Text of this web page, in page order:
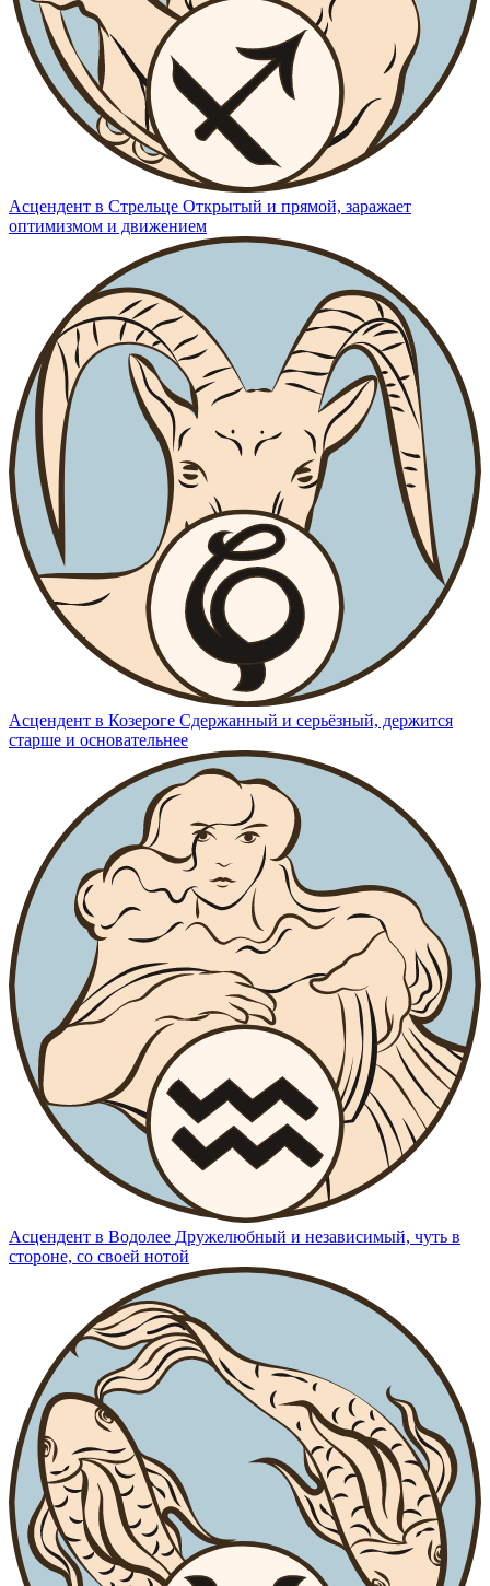
Асцендент в Стрельце Открытый и прямой, заражает
оптимизмом и движением
Асцендент в Козероге Сдержанный и серьёзный, держится
старше и основательнее
Асцендент в Водолее Дружелюбный и независимый, чуть в
стороне, со своей нотой